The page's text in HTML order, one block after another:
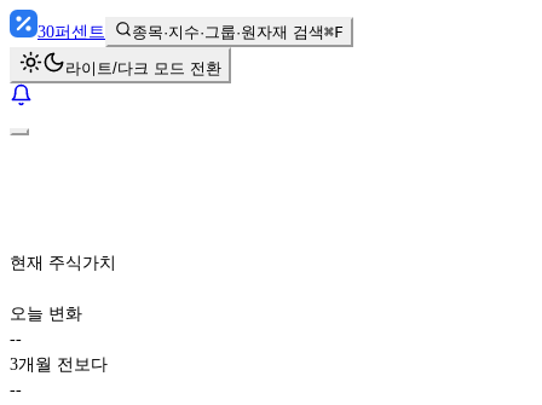
30퍼센트 종목·지수·그룹·원자재 검색⌘F
라이트/다크 모드 전환
현재 주식가치
오늘 변화
--
3개월 전보다
--